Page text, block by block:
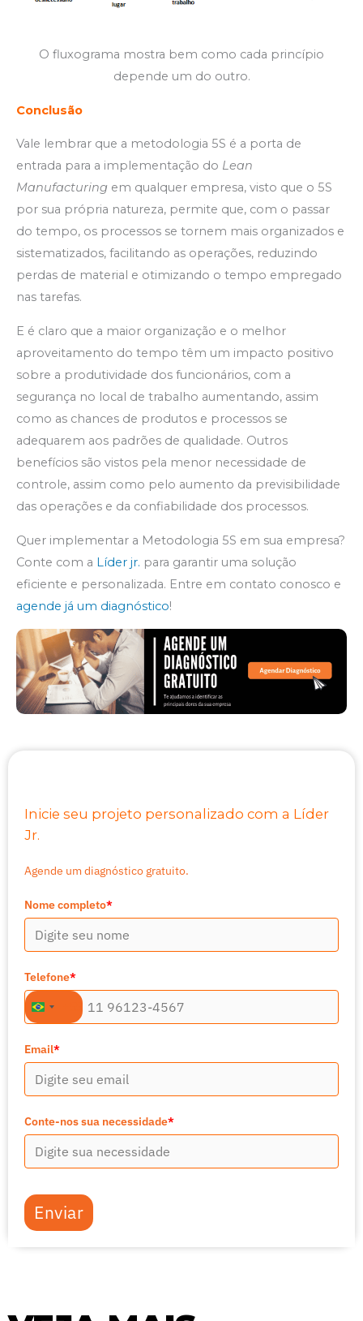
O fluxograma mostra bem como cada princípio
depende um do outro.
Conclusão
Vale lembrar que a metodologia 5S é a porta de
entrada para a implementação do Lean
Manufacturing em qualquer empresa, visto que o 5S
por sua própria natureza, permite que, com o passar
do tempo, os processos se tornem mais organizados e
sistematizados, facilitando as operações, reduzindo
perdas de material e otimizando o tempo empregado
nas tarefas.
E é claro que a maior organização e o melhor
aproveitamento do tempo têm um impacto positivo
sobre a produtividade dos funcionários, com a
segurança no local de trabalho aumentando, assim
como as chances de produtos e processos se
adequarem aos padrões de qualidade. Outros
benefícios são vistos pela menor necessidade de
controle, assim como pelo aumento da previsibilidade
das operações e da confiabilidade dos processos.
Quer implementar a Metodologia 5S em sua empresa?
Conte com a Líder jr. para garantir uma solução
eficiente e personalizada. Entre em contato conosco e
agende já um diagnóstico!
Inicie seu projeto personalizado com a Líder
Jr.
Agende um diagnóstico gratuito.
Nome completo*
Telefone*
Brazil
+55
+55
Email*
Conte-nos sua necessidade*
Enviar